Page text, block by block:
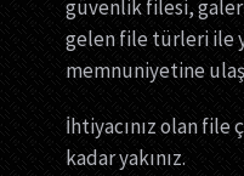
güvenlik filesi,
gelen file türleri ile
memnuniyetine
İhtiyacınız olan
kadar yakınız.